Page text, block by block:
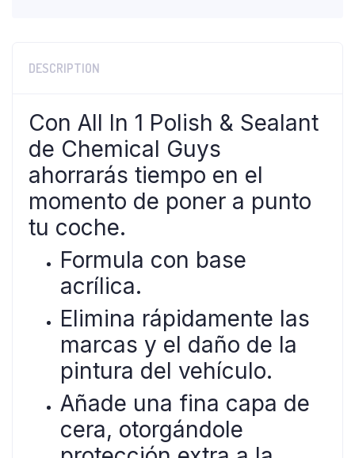
DESCRIPTION
Con All In 1 Polish & Sealant
de Chemical Guys
ahorrarás tiempo en el
momento de poner a punto
tu coche.
Formula con base
acrílica.
Elimina rápidamente las
marcas y el daño de la
pintura del vehículo.
Añade una fina capa de
cera, otorgándole